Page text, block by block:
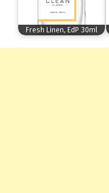
Fresh Linen, EdP 30ml